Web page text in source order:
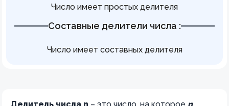
Число имеет простых делителя
Составные делители числа :
Число имеет составных делителя